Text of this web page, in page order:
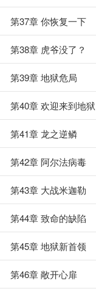
第37章 你恢复一下
第38章 虎爷没了？
第39章 地狱危局
第40章 欢迎来到地狱
第41章 龙之逆鳞
第42章 阿尔法病毒
第43章 大战米迦勒
第44章 致命的缺陷
第45章 地狱新首领
第46章 敞开心扉